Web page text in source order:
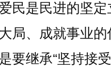
民是民进的坚
局、成就事业
要继承“坚持接